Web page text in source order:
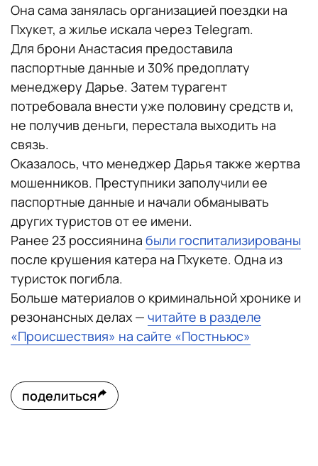
Она сама занялась организацией поездки на
Пхукет, а жилье искала через Telegram.
Для брони Анастасия предоставила
паспортные данные и 30% предоплату
менеджеру Дарье. Затем турагент
потребовала внести уже половину средств и,
не получив деньги, перестала выходить на
связь.
Оказалось, что менеджер Дарья также жертва
мошенников. Преступники заполучили ее
паспортные данные и начали обманывать
других туристов от ее имени.
Ранее 23 россиянина были госпитализированы
после крушения катера на Пхукете. Одна из
туристок погибла.
Больше материалов о криминальной хронике и
резонансных делах — читайте в разделе
«Происшествия» на сайте «Постньюс»
поделиться